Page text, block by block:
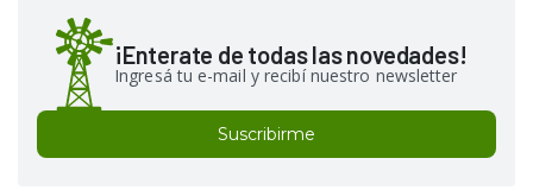
¡Enterate de todas las novedades!
Ingresá tu e-mail y recibí nuestro newsletter
Suscribirme